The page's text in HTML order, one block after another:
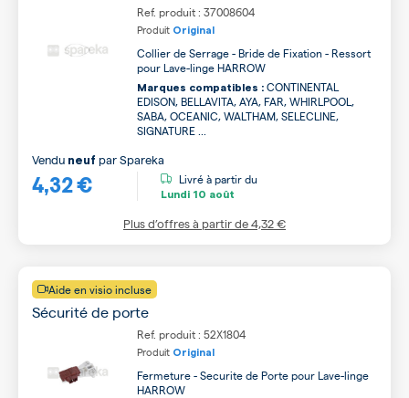
Ref. produit : 37008604
Produit Original
Collier de Serrage - Bride de Fixation - Ressort
pour Lave-linge HARROW
Marques compatibles : CONTINENTAL
EDISON, BELLAVITA, AYA, FAR, WHIRLPOOL,
SABA, OCEANIC, WALTHAM, SELECLINE,
SIGNATURE ...
4,32 €
Vendu neuf parSpareka
Livré à partir du
Lundi 10 août
Plus d’offres à partir de4,32 €
Aide en visio incluse
Sécurité de porte
Ref. produit : 52X1804
Produit Original
Fermeture - Securite de Porte pour Lave-linge
HARROW